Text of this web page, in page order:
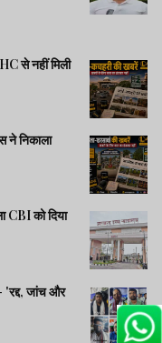
से नहीं मिली
निकाला
CBI को दिया
'रद्द, जांच और